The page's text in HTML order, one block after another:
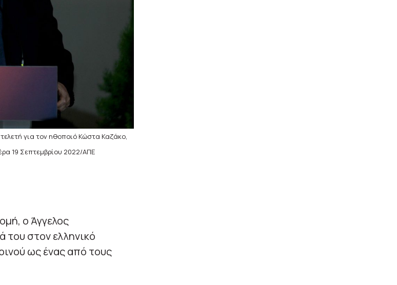
για τον ηθοποιό Κώστα Καζάκο,
19 Σεπτεμβρίου 2022/ΑΠΕ
ο Άγγελος
στον ελληνικό
ως ένας από τους